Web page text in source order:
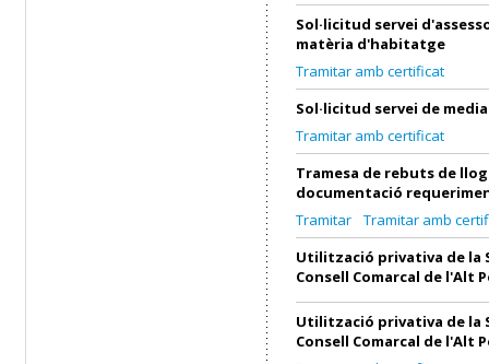
Sol·licitud servei
matèria d'habitatge
Tramitar amb certificat
Sol·licitud servei de
Tramitar amb certificat
Tramesa de rebuts de
documentació
Tramitar
Tramitar amb
Utilització privativa de la
Consell Comarcal de l'Alt
Utilització privativa de la
Consell Comarcal de l'Alt